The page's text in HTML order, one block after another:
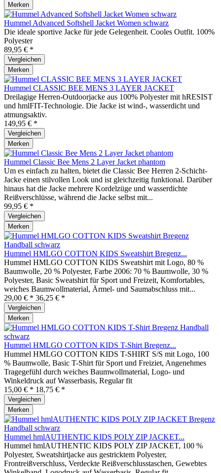
Merken
Hummel Advanced Softshell Jacket Women schwarz
Die ideale sportive Jacke für jede Gelegenheit. Cooles Outfit. 100%
Polyester
89,95 € *
Vergleichen
Merken
Hummel CLASSIC BEE MENS 3 LAYER JACKET
Dreilagige Herren-Outdoorjacke aus 100% Polyester mit hRESIST
und hmlFIT-Technologie. Die Jacke ist wind-, wasserdicht und
atmungsaktiv.
149,95 € *
Vergleichen
Merken
Hummel Classic Bee Mens 2 Layer Jacket phantom
Um es einfach zu halten, bietet die Classic Bee Herren 2-Schicht-
Jacke einen stilvollen Look und ist gleichzeitig funktional. Darüber
hinaus hat die Jacke mehrere Kordelzüge und wasserdichte
Reißverschlüsse, während die Jacke selbst mit...
99,95 € *
Vergleichen
Merken
Hummel HMLGO COTTON KIDS Sweatshirt Bregenz...
Hummel HMLGO COTTON KIDS Sweatshirt mit Logo, 80 %
Baumwolle, 20 % Polyester, Farbe 2006: 70 % Baumwolle, 30 %
Polyester, Basic Sweatshirt für Sport und Freizeit, Komfortables,
weiches Baumwollmaterial, Ärmel- und Saumabschluss mit...
29,00 € * 36,25 € *
Vergleichen
Merken
Hummel HMLGO COTTON KIDS T-Shirt Bregenz...
Hummel HMLGO COTTON KIDS T-SHIRT S/S mit Logo, 100
% Baumwolle, Basic T-Shirt für Sport und Freiziet, Angenehmes
Tragegefühl durch weiches Baumwollmaterial, Logo- und
Winkeldruck auf Wasserbasis, Regular fit
15,00 € * 18,75 € *
Vergleichen
Merken
Hummel hmlAUTHENTIC KIDS POLY ZIP JACKET...
Hummel hmlAUTHENTIC KIDS POLY ZIP JACKET, 100 %
Polyester, Sweatshirtjacke aus gestricktem Polyester,
Frontreißverschluss, Verdeckte Reißverschlusstaschen, Gewebtes